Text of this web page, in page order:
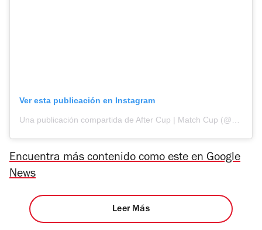
Ver esta publicación en Instagram
Encuentra más contenido como este en Google
News
Leer Más